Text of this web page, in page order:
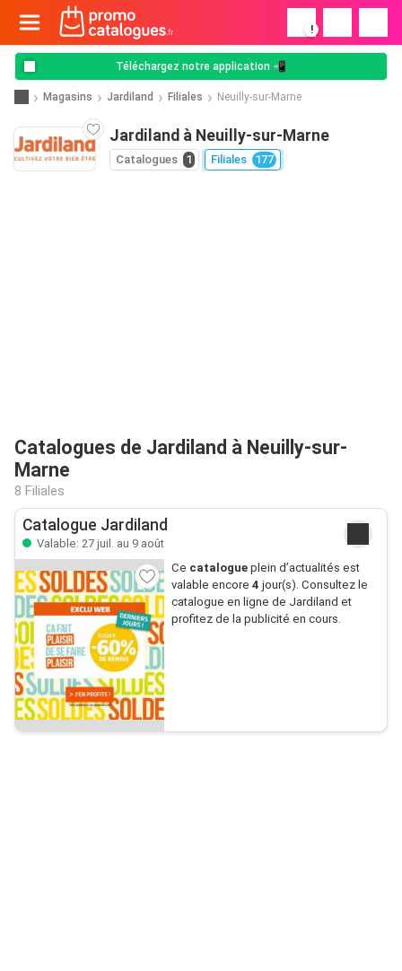
!
Téléchargez notre application 📲
Magasins Jardiland Filiales Neuilly-sur-Marne
Jardiland à Neuilly-sur-Marne
Catalogues 1 Filiales 177
Catalogues de Jardiland à Neuilly-sur-
Marne
8 Filiales
Catalogue Jardiland
Valable: 27 juil. au 9 août
Ce catalogueplein d’actualités est
valable encore 4 jour(s). Consultez le
catalogue en ligne de Jardiland et
profitez de la publicité en cours.